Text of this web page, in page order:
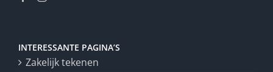
INTERESSANTE PAGINA’S
Zakelijk tekenen